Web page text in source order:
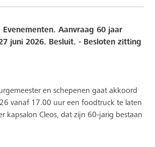
Aanvraag 60 jaar
juni 2026. Besluit. - Besloten zitting
en schepenen gaat akkoord
vanaf 17.00 uur een foodtruck te laten
kapsalon Cleos, dat zijn 60-jarig bestaan